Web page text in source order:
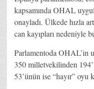
kapsamında OHAL
onayladı. Ülkede hızla
can kayıpları nedeniyle
Parlamentoda OHAL’in
350 milletvekilinden
53’ünün ise “hayır” oyu